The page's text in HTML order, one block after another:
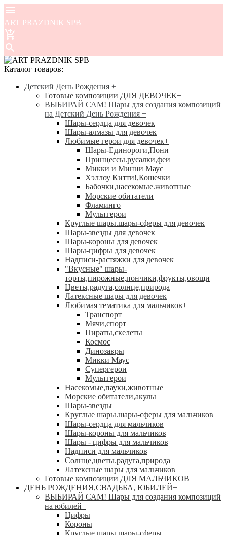
ART PRAZDNIK SPB
Каталог товаров:
Детский День Рождения +
Готовые композиции ДЛЯ ДЕВОЧЕК+
ВЫБИРАЙ САМ! Шары для создания композиций
на Детский День Рождения +
Шары-сердца для девочек
Шары-алмазы для девочек
Любимые герои для девочек+
Шары-Единороги,Пони
Принцессы.русалки,феи
Микки и Минни Маус
Хэллоу Китти!,Кошечки
Бабочки,насекомые.животные
Морские обитатели
Фламинго
Мультгерои
Круглые шары.шары-сферы для девочек
Шары-звезды для девочек
Шары-короны для девочек
Шары-цифры для девочек
Надписи-растяжки для девочек
"Вкусные" шары-
торты,пирожные,пончики,фрукты,овощи
Цветы,радуга,солнце,природа
Латексные шары для девочек
Любимая тематика для мальчиков+
Транспорт
Мячи,спорт
Пираты,скелеты
Космос
Динозавры
Микки Маус
Супергерои
Мультгерои
Насекомые,пауки,животные
Морские обитатели,акулы
Шары-звезды
Круглые шары.шары-сферы для мальчиков
Шары-сердца для мальчиков
Шары-короны для мальчиков
Шары - цифры для мальчиков
Надписи для мальчиков
Солнце,цветы.радуга,природа
Латексные шары для мальчиков
Готовые композиции ДЛЯ МАЛЬЧИКОВ
ДЕНЬ РОЖДЕНИЯ,СВАДЬБА, ЮБИЛЕЙ+
ВЫБИРАЙ САМ! Шары для создания композиций
на юбилей+
Цифры
Короны
Круглые шары.шары-сферы